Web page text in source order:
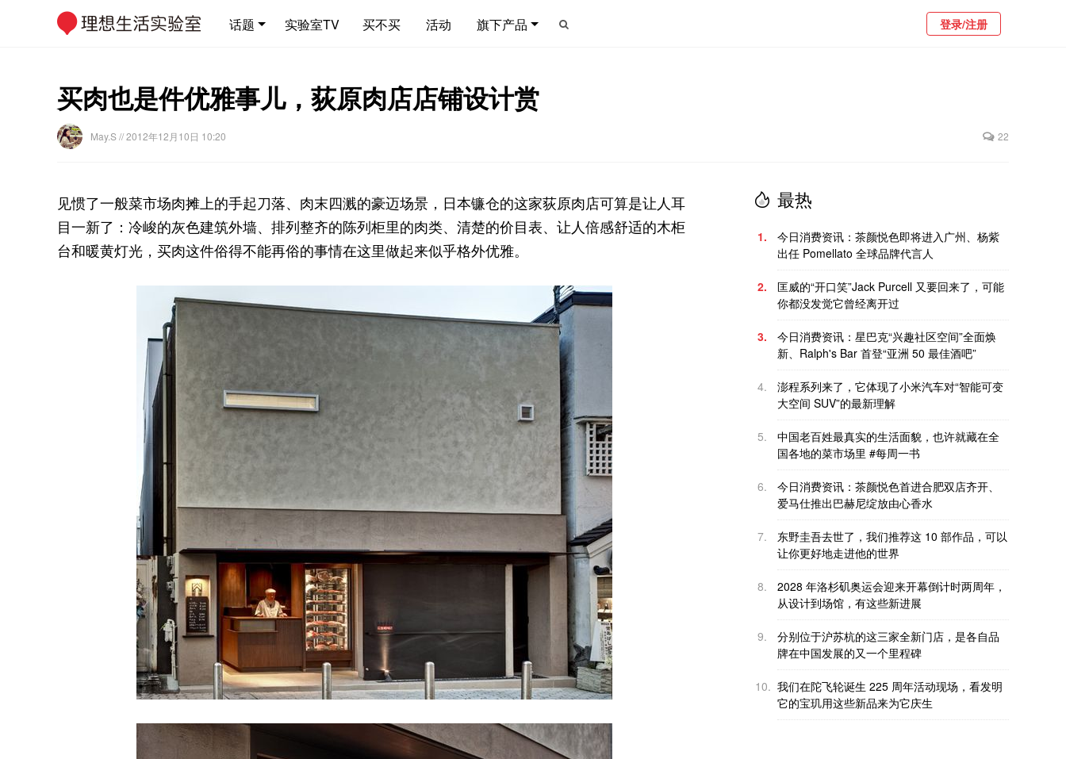
话题 实验室TV 买不买 活动 旗下产品 登录/注册
买肉也是件优雅事儿，荻原肉店店铺设计赏
May.S// 2012年12月10日 10:20 22
见惯了一般菜市场肉摊上的手起刀落、肉末四溅的豪迈场景，日本镰仓的这家荻原肉店可算是让人耳
目一新了：冷峻的灰色建筑外墙、排列整齐的陈列柜里的肉类、清楚的价目表、让人倍感舒适的木柜
台和暖黄灯光，买肉这件俗得不能再俗的事情在这里做起来似乎格外优雅。
最热
1.
今日消费资讯：茶颜悦色即将进入广州、杨紫
出任 Pomellato 全球品牌代言人
2.
匡威的“开口笑”Jack Purcell 又要回来了，可能
你都没发觉它曾经离开过
3.
今日消费资讯：星巴克“兴趣社区空间”全面焕
新、Ralph's Bar 首登“亚洲 50 最佳酒吧”
4.
澎程系列来了，它体现了小米汽车对“智能可变
大空间 SUV”的最新理解
5.
中国老百姓最真实的生活面貌，也许就藏在全
国各地的菜市场里 #每周一书
6.
今日消费资讯：茶颜悦色首进合肥双店齐开、
爱马仕推出巴赫尼绽放由心香水
7.
东野圭吾去世了，我们推荐这 10 部作品，可以
让你更好地走进他的世界
8.
2028 年洛杉矶奥运会迎来开幕倒计时两周年，
从设计到场馆，有这些新进展
9.
分别位于沪苏杭的这三家全新门店，是各自品
牌在中国发展的又一个里程碑
10. 我们在陀飞轮诞生 225 周年活动现场，看发明
它的宝玑用这些新品来为它庆生